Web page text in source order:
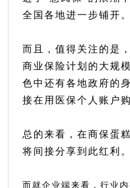
全国各地进一步铺开。
而且，值得关注的是
商业保险计划的大规
色中还有各地政府的
接在用医保个人账户
总的来看，在商保蛋
将间接分享到此红利。
而就企业端来看，行业